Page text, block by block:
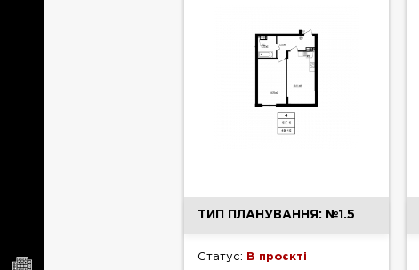
ТИП ПЛАНУВАННЯ: №1.5
Статус: В проєкті